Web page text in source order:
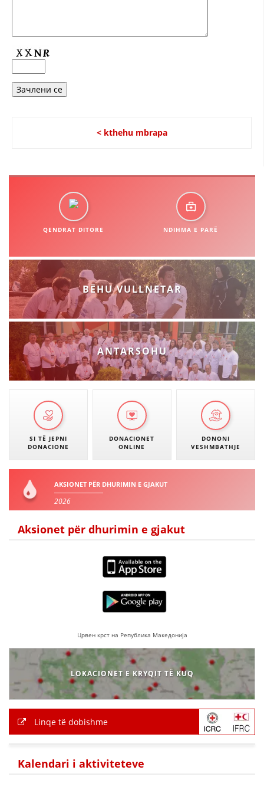
VEPRIMTARI SHËNDETËSORE PREVENTIVE
MENAXHIM ME VULLNETARË
VEPRIMTARI
DORACAKË
STRATEGJI
BROCHURES
PRESENTATIONS
< kthehu mbrapa
QENDRAT DITORE NDIHMA E PARË
BËHU VULLNETAR
ANTARSOHU
SI TË JEPNI
DONACIONE
DONACIONET
ONLINE
DONONI
VESHMBATHJE
AKSIONET PËR DHURIMIN E GJAKUT
2026
Aksionet për dhurimin e gjakut
Црвен крст на Република Македонија
LOKACIONET E KRYQIT TË KUQ
Linqe të dobishme
Kalendari i aktiviteteve